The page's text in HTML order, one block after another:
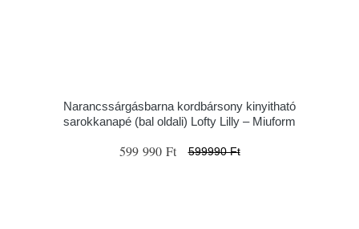
Narancssárgásbarna kordbársony kinyitható
sarokkanapé (bal oldali) Lofty Lilly – Miuform
599 990 Ft 599990 Ft